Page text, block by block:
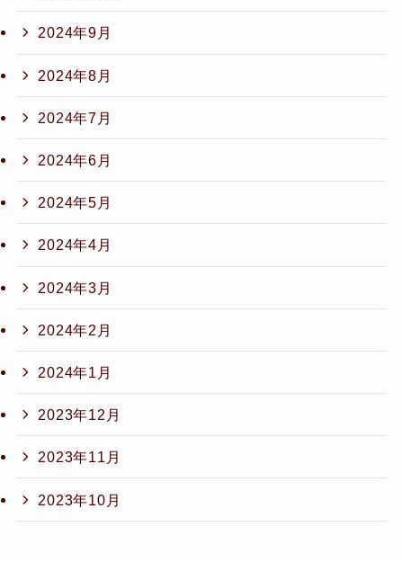
2024年9月
2024年8月
2024年7月
2024年6月
2024年5月
2024年4月
2024年3月
2024年2月
2024年1月
2023年12月
2023年11月
2023年10月